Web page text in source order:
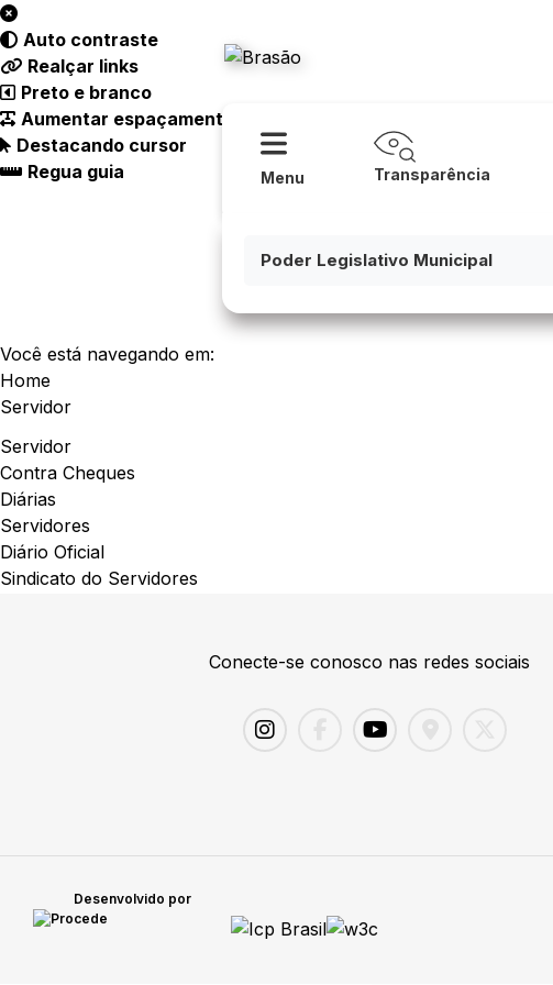
Menu Transparência
Poder Legislativo Municipal
Auto contraste
Realçar links
Preto e branco
Aumentar espaçamento
Destacando cursor
Regua guia
Você está navegando em:
Home
Servidor
Servidor
Contra Cheques
Diárias
Servidores
Diário Oficial
Sindicato do Servidores
Conecte-se conosco nas redes sociais
Desenvolvido por